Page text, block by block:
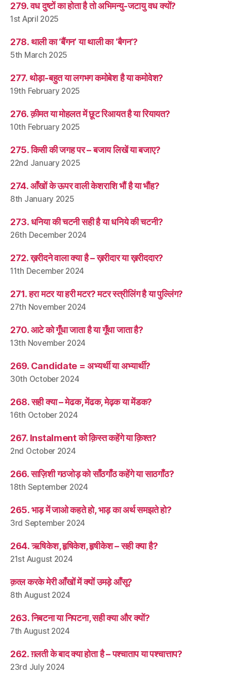
279. वध दुष्टों का होता है तो अभिमन्यु-जटायु वध क्यों?
1st April 2025
278. थाली का ‘बैंगन’ या थाली का ‘बैगन’?
5th March 2025
277. थोड़ा-बहुत या लगभग कमोबेश है या कमोवेश?
19th February 2025
276. क़ीमत या मोहलत में छूट रिआयत है या रियायत?
10th February 2025
275. किसी की जगह पर – बजाय लिखें या बजाए?
22nd January 2025
274. आँखों के ऊपर वाली केशराशि भौं है या भौंह?
8th January 2025
273. धनिया की चटनी सही है या धनिये की चटनी?
26th December 2024
272. ख़रीदने वाला क्या है – ख़रीदार या ख़रीददार?
11th December 2024
271. हरा मटर या हरी मटर? मटर स्त्रीलिंग है या पुल्लिंग?
27th November 2024
270. आटे को गूँधा जाता है या गूँथा जाता है?
13th November 2024
269. Candidate = अभ्यर्थी या अभ्यार्थी?
30th October 2024
268. सही क्या – मेढक, मेंढक, मेढ़क या मेंडक?
16th October 2024
267. Instalment को क़िस्त कहेंगे या क़िश्त?
2nd October 2024
266. साज़िशी गठजोड़ को साँठगाँठ कहेंगे या साठगाँठ?
18th September 2024
265. भाड़ में जाओ कहते हो, भाड़ का अर्थ समझते हो?
3rd September 2024
264. ऋषिकेश, हृषिकेश, हृषीकेश – सही क्या है?
21st August 2024
क़त्ल करके मेरी आँखों में क्यों उमड़े आँसू?
8th August 2024
263. निबटना या निपटना, सही क्या और क्यों?
7th August 2024
262. ग़लती के बाद क्या होता है – पश्चाताप या पश्चात्ताप?
23rd July 2024